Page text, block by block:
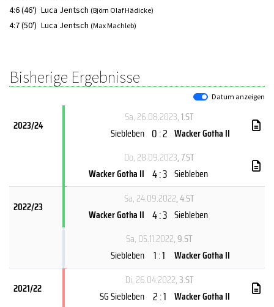
4:6 (46') Luca Jentsch (Björn Olaf Hädicke)
4:7 (50') Luca Jentsch (Max Machleb)
Bisherige Ergebnisse
Datum anzeigen
2023/24
Sa, 26.08.2023, 1.ST
Siebleben 0 : 2 Wacker Gotha II
Do, 28.09.2023, 7.ST
Wacker Gotha II 4 : 3 Siebleben
2022/23
Sa, 24.09.2022, 4.ST
Wacker Gotha II 4 : 3 Siebleben
Sa, 05.11.2022, 9.ST
Siebleben 1 : 1 Wacker Gotha II
2021/22
Di, 26.04.2022, 3.ST
SG Siebleben 2 : 1 Wacker Gotha II